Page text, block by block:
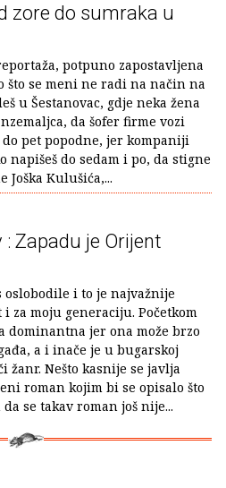
zore do sumraka u
potpuno zapostavljena
što se meni ne radi na način na
u Šestanovac, gdje neka žena
da šofer firme vozi
pet popodne, jer kompaniji
napišeš do sedam i po, da stigne
Joška Kulušića,...
Zapadu je Orijent
oslobodile i to je najvažnije
za moju generaciju. Početkom
dominantna jer ona može brzo
a i inače je u bugarskoj
žanr. Nešto kasnije se javlja
roman kojim bi se opisalo što
se takav roman još nije...